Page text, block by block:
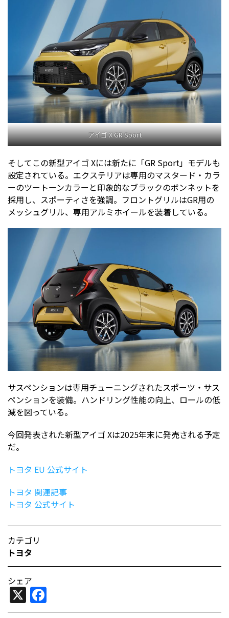
アイゴ X GR Sport
そしてこの新型アイゴ Xには新たに「GR Sport」モデルも
設定されている。エクステリアは専用のマスタード・カラ
ーのツートーンカラーと印象的なブラックのボンネットを
採用し、スポーティさを強調。フロントグリルはGR用の
メッシュグリル、専用アルミホイールを装着している。
サスペンションは専用チューニングされたスポーツ・サス
ペンションを装備。ハンドリング性能の向上、ロールの低
減を図っている。
今回発表された新型アイゴ Xは2025年末に発売される予定
だ。
トヨタ EU 公式サイト
トヨタ 関連記事
トヨタ 公式サイト
カテゴリ
トヨタ
シェア
X